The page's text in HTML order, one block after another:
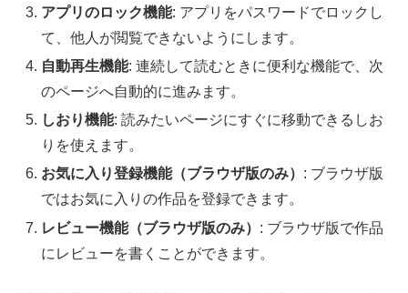
アプリのロック機能: アプリをパスワードでロックし
て、他人が閲覧できないようにします。
自動再生機能: 連続して読むときに便利な機能で、次
のページへ自動的に進みます。
しおり機能: 読みたいページにすぐに移動できるしお
りを使えます。
お気に入り登録機能（ブラウザ版のみ） : ブラウザ版
ではお気に入りの作品を登録できます。
レビュー機能（ブラウザ版のみ） : ブラウザ版で作品
にレビューを書くことができます。